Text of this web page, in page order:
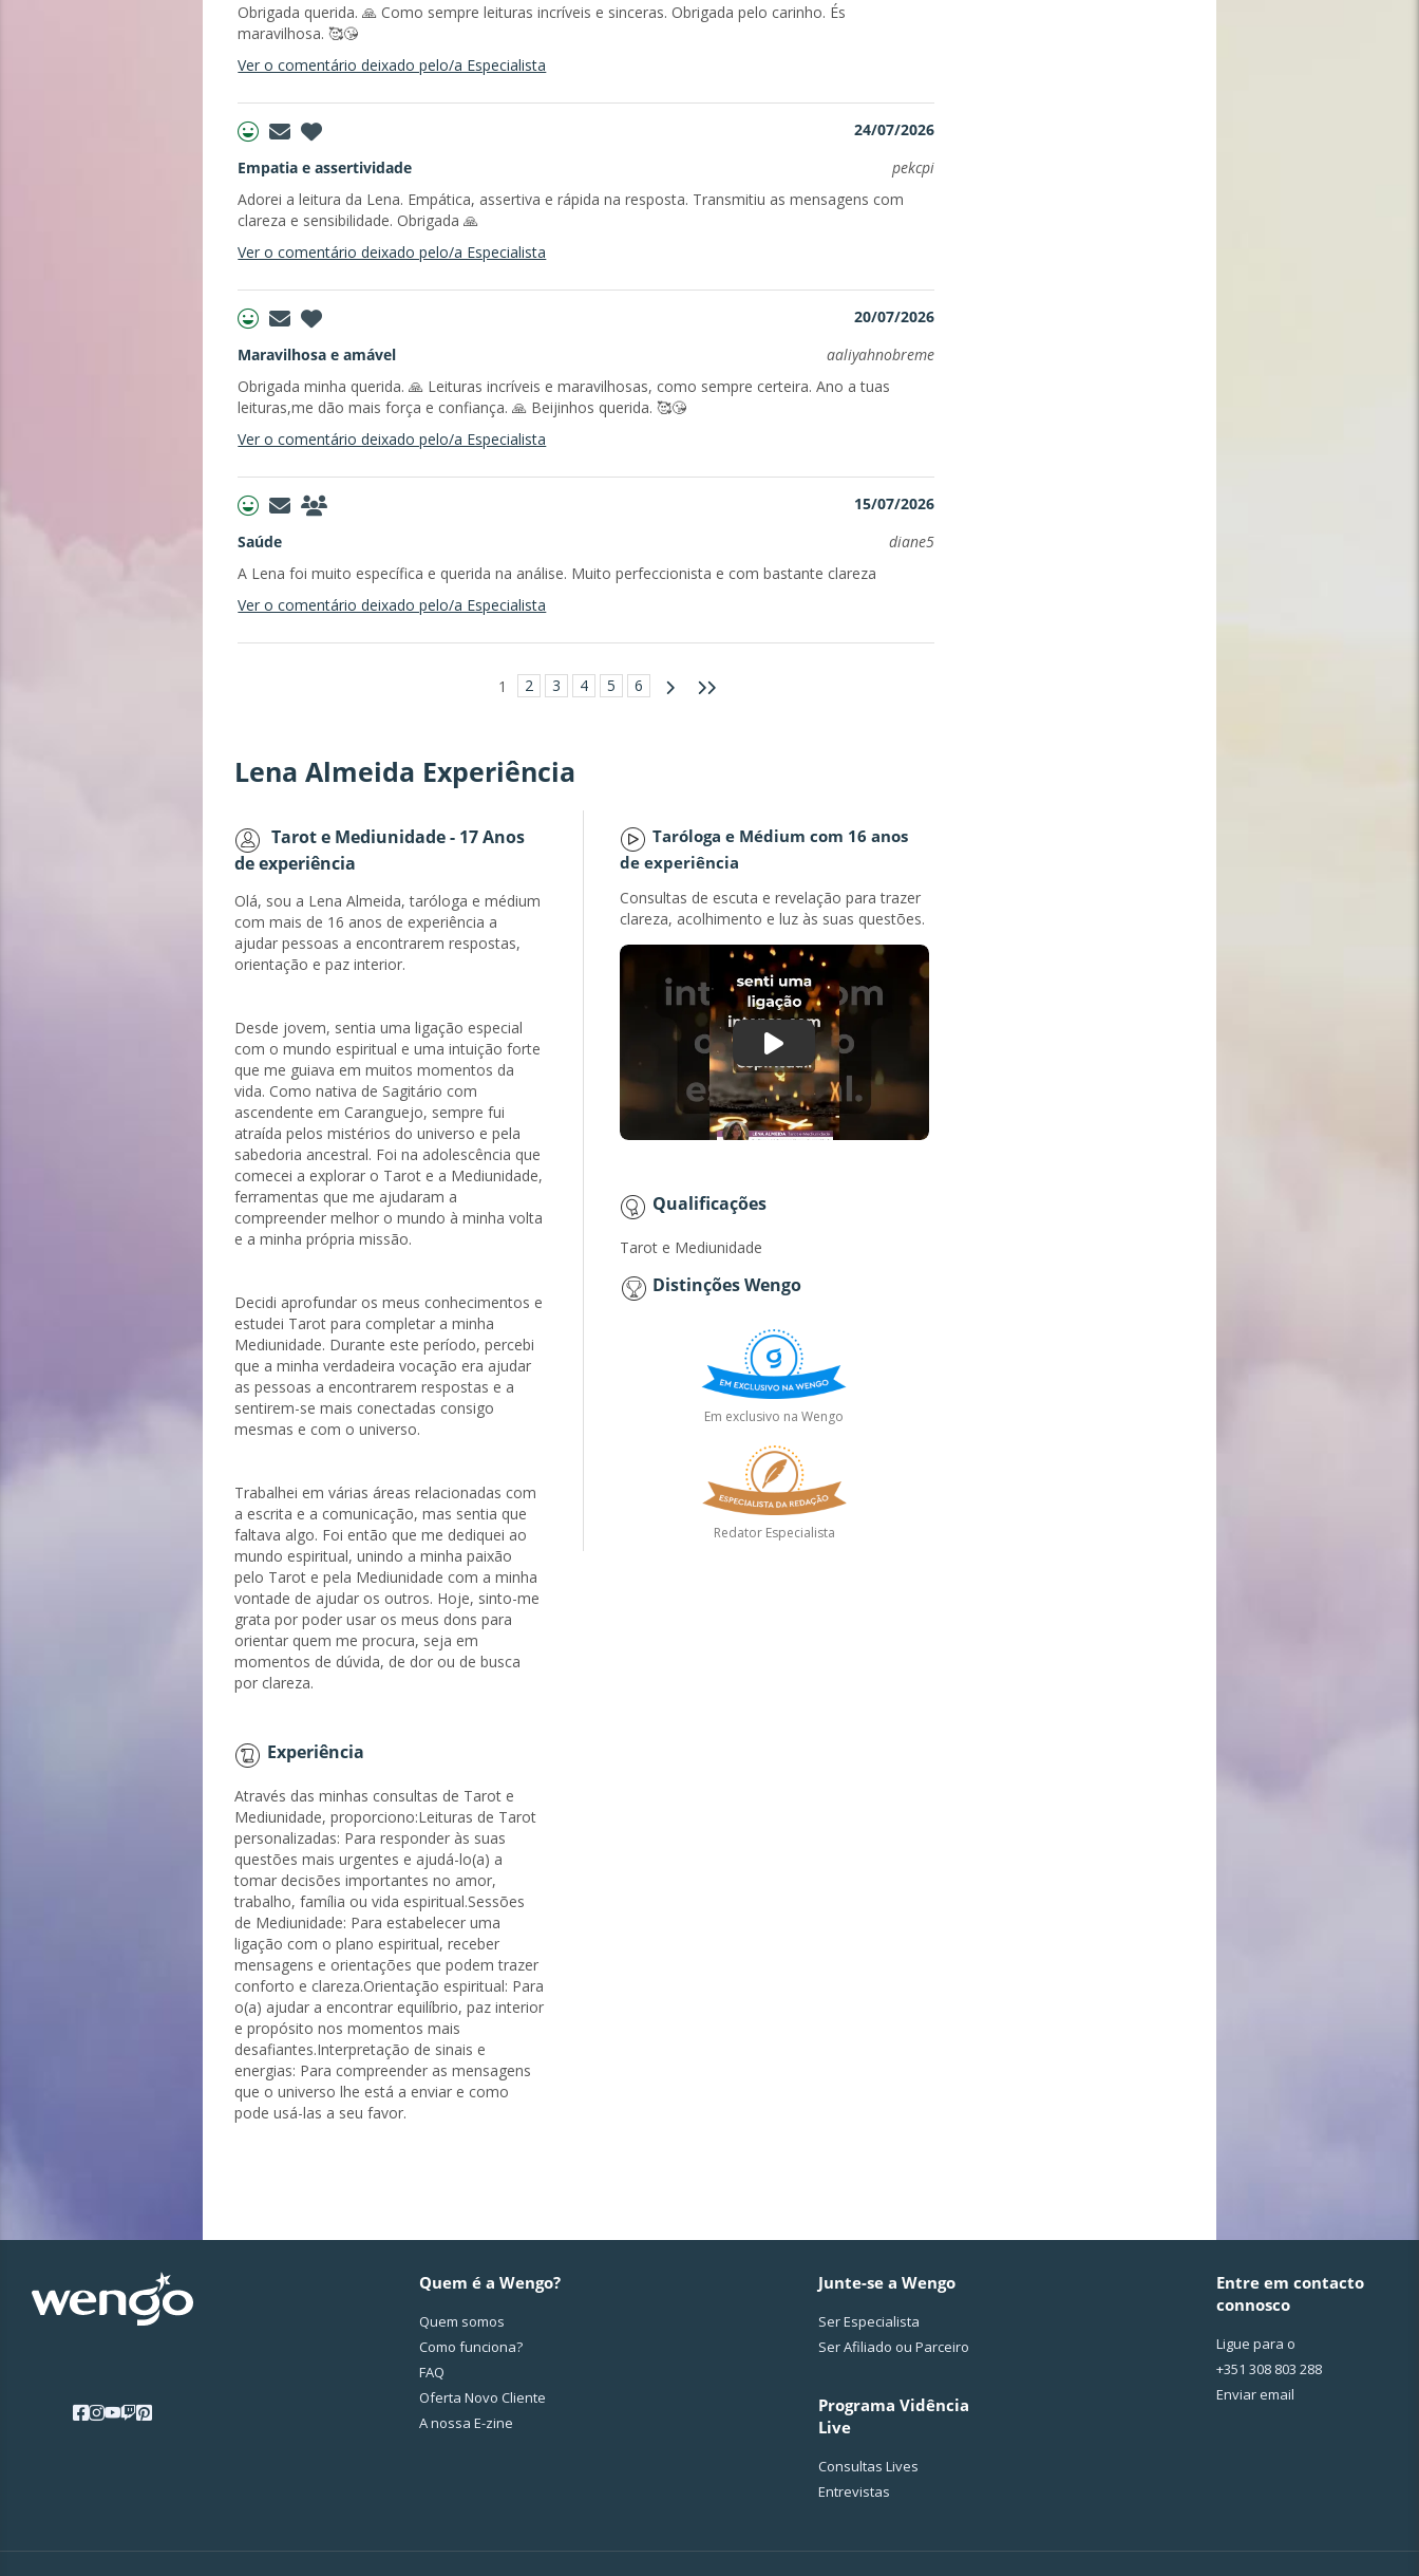
Obrigada querida. 🙏 Como sempre leituras incríveis e sinceras. Obrigada pelo carinho. És
maravilhosa. 🥰😘
Ver o comentário deixado pelo/a Especialista
24/07/2026
Empatia e assertividade
pekcpi
Adorei a leitura da Lena. Empática, assertiva e rápida na resposta. Transmitiu as mensagens com
clareza e sensibilidade. Obrigada 🙏
Ver o comentário deixado pelo/a Especialista
20/07/2026
Maravilhosa e amável
aaliyahnobreme
Obrigada minha querida. 🙏 Leituras incríveis e maravilhosas, como sempre certeira. Ano a tuas
leituras,me dão mais força e confiança. 🙏 Beijinhos querida. 🥰😘
Ver o comentário deixado pelo/a Especialista
15/07/2026
Saúde
diane5
A Lena foi muito específica e querida na análise. Muito perfeccionista e com bastante clareza
Ver o comentário deixado pelo/a Especialista
1 2 3 4 5 6
Lena Almeida Experiência
Tarot e Mediunidade - 17 Anos
de experiência
Olá, sou a Lena Almeida, taróloga e médium
com mais de 16 anos de experiência a
ajudar pessoas a encontrarem respostas,
orientação e paz interior.
Desde jovem, sentia uma ligação especial
com o mundo espiritual e uma intuição forte
que me guiava em muitos momentos da
vida. Como nativa de Sagitário com
ascendente em Caranguejo, sempre fui
atraída pelos mistérios do universo e pela
sabedoria ancestral. Foi na adolescência que
comecei a explorar o Tarot e a Mediunidade,
ferramentas que me ajudaram a
compreender melhor o mundo à minha volta
e a minha própria missão.
Decidi aprofundar os meus conhecimentos e
estudei Tarot para completar a minha
Mediunidade. Durante este período, percebi
que a minha verdadeira vocação era ajudar
as pessoas a encontrarem respostas e a
sentirem-se mais conectadas consigo
mesmas e com o universo.
Trabalhei em várias áreas relacionadas com
a escrita e a comunicação, mas sentia que
faltava algo. Foi então que me dediquei ao
mundo espiritual, unindo a minha paixão
pelo Tarot e pela Mediunidade com a minha
vontade de ajudar os outros. Hoje, sinto-me
grata por poder usar os meus dons para
orientar quem me procura, seja em
momentos de dúvida, de dor ou de busca
por clareza.
Experiência
Através das minhas consultas de Tarot e
Mediunidade, proporciono:Leituras de Tarot
personalizadas: Para responder às suas
questões mais urgentes e ajudá-lo(a) a
tomar decisões importantes no amor,
trabalho, família ou vida espiritual.Sessões
de Mediunidade: Para estabelecer uma
ligação com o plano espiritual, receber
mensagens e orientações que podem trazer
conforto e clareza.Orientação espiritual: Para
o(a) ajudar a encontrar equilíbrio, paz interior
e propósito nos momentos mais
desafiantes.Interpretação de sinais e
energias: Para compreender as mensagens
que o universo lhe está a enviar e como
pode usá-las a seu favor.
Taróloga e Médium com 16 anos
de experiência
Consultas de escuta e revelação para trazer
clareza, acolhimento e luz às suas questões.
Qualificações
Tarot e Mediunidade
Distinções Wengo
Em exclusivo na Wengo
Redator Especialista
Quem é a Wengo?
Quem somos
Como funciona?
FAQ
Oferta Novo Cliente
A nossa E-zine
Junte-se a Wengo
Ser Especialista
Ser Afiliado ou Parceiro
Programa Vidência
Live
Consultas Lives
Entrevistas
Entre em contacto
connosco
Ligue para o
+351 308 803 288
Enviar email